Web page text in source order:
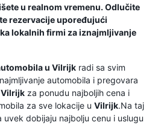
u realnom vremenu. Odlučite
rezervacije upoređujući
lokalnih firmi za iznajmljivanje
u Vilrijk radi sa svim
automobila i pregovara
Vilrijk za ponudu najboljih cena i
za sve lokacije u Vilrijk.Na taj
uvek dobijaju najbolju cenu i uslugu